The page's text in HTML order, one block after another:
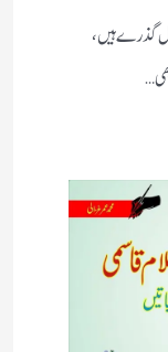
گذرے ہیں،